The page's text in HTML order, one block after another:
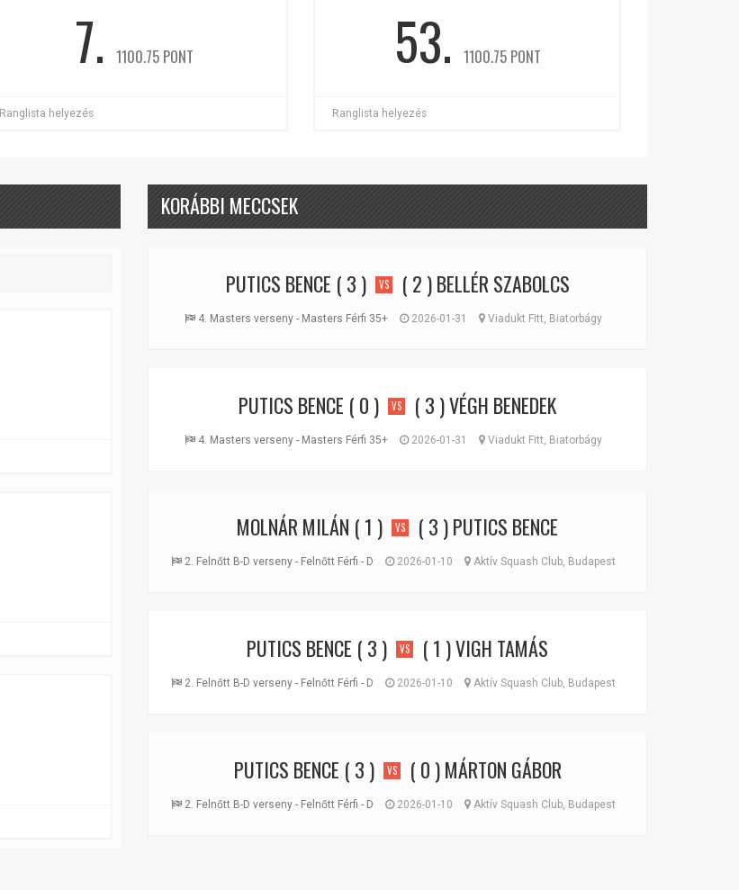
7. 1100.75 PONT
Ranglista helyezés
53. 1100.75 PONT
Ranglista helyezés
KORÁBBI MECCSEK
PUTICS BENCE ( 3 ) VS ( 2 )BELLÉR SZABOLCS
4. Masters verseny - Masters Férfi 35+ 2026-01-31 Viadukt Fitt, Biatorbágy
PUTICS BENCE ( 0 ) VS ( 3 )VÉGH BENEDEK
4. Masters verseny - Masters Férfi 35+ 2026-01-31 Viadukt Fitt, Biatorbágy
MOLNÁR MILÁN ( 1 ) VS ( 3 )PUTICS BENCE
2. Felnőtt B-D verseny - Felnőtt Férfi - D 2026-01-10 Aktív Squash Club, Budapest
PUTICS BENCE ( 3 ) VS ( 1 )VIGH TAMÁS
2. Felnőtt B-D verseny - Felnőtt Férfi - D 2026-01-10 Aktív Squash Club, Budapest
PUTICS BENCE ( 3 ) VS ( 0 )MÁRTON GÁBOR
2. Felnőtt B-D verseny - Felnőtt Férfi - D 2026-01-10 Aktív Squash Club, Budapest